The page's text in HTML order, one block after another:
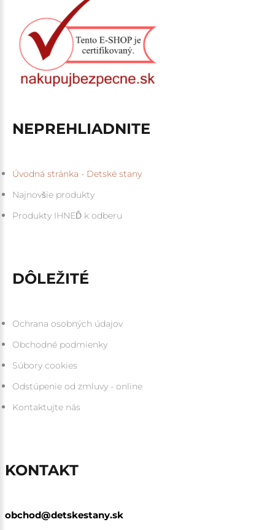
NEPREHLIADNITE
Úvodná stránka - Detské stany
Najnovšie produkty
Produkty IHNEĎ k odberu
DÔLEŽITÉ
Ochrana osobných údajov
Obchodné podmienky
Súbory cookies
Odstúpenie od zmluvy - online
Kontaktujte nás
KONTAKT
obchod@detskestany.sk